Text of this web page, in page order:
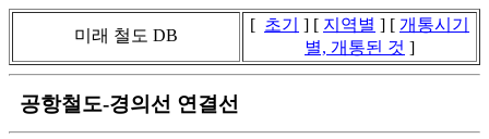
미래 철도 DB
[ 초기 ] [ 지역별 ] [ 개통시기
별, 개통된 것 ]
공항철도-경의선 연결선